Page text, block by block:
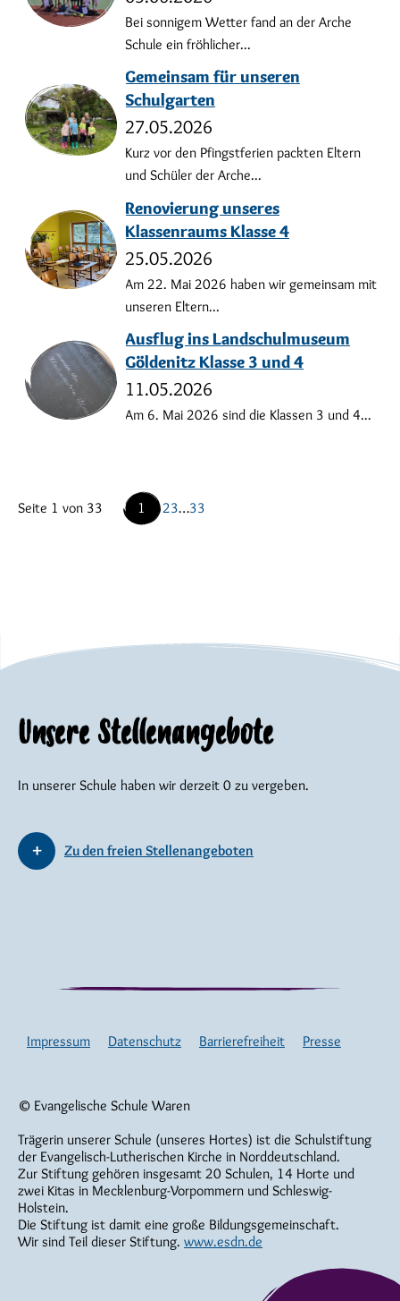
Bei sonnigem Wetter fand an der Arche
Schule ein fröhlicher...
Gemeinsam für unseren
Schulgarten
27.05.2026
Kurz vor den Pfingstferien packten Eltern
und Schüler der Arche...
Renovierung unseres
Klassenraums Klasse 4
25.05.2026
Am 22. Mai 2026 haben wir gemeinsam mit
unseren Eltern...
Ausflug ins Landschulmuseum
Göldenitz Klasse 3 und 4
11.05.2026
Am 6. Mai 2026 sind die Klassen 3 und 4...
Seite 1 von 33 1 23…33
Unsere Stellenangebote
In unserer Schule haben wir derzeit 0 zu vergeben.
Zu den freien Stellenangeboten
© Evangelische Schule Waren
Trägerin unserer Schule (unseres Hortes) ist die Schulstiftung
der Evangelisch-Lutherischen Kirche in Norddeutschland.
Zur Stiftung gehören insgesamt 20 Schulen, 14 Horte und
zwei Kitas in Mecklenburg-Vorpommern und Schleswig-
Holstein.
Die Stiftung ist damit eine große Bildungsgemeinschaft.
Wir sind Teil dieser Stiftung. www.esdn.de
Impressum Datenschutz Barrierefreiheit Presse